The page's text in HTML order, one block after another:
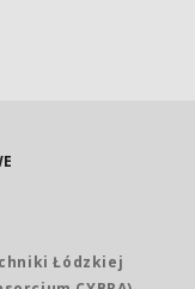
Łódzkiej